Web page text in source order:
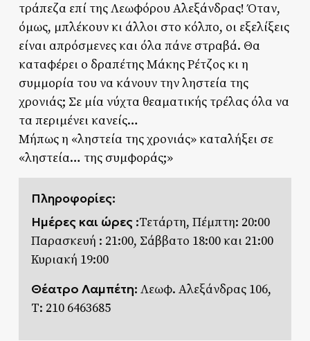
τράπεζα επί της Λεωφόρου Αλεξάνδρας! Όταν,
όμως, μπλέκουν κι άλλοι στο κόλπο, οι εξελίξεις
είναι απρόσμενες και όλα πάνε στραβά. Θα
καταφέρει ο δραπέτης Μάκης Ρέτζος κι η
συμμορία του να κάνουν την ληστεία της
χρονιάς; Σε μία νύχτα θεαματικής τρέλας όλα να
τα περιμένει κανείς…
Μήπως η «ληστεία της χρονιάς» καταλήξει σε
«ληστεία… της συμφοράς;»
Πληροφορίες:
Ημέρες και ώρες :Τετάρτη, Πέμπτη: 20:00
Παρασκευή : 21:00, Σάββατο 18:00 και 21:00
Κυριακή 19:00
Θέατρο Λαμπέτη: Λεωφ. Αλεξάνδρας 106,
T: 210 6463685